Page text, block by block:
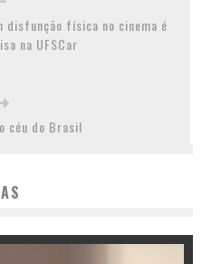
disfunção física no cinema é
na UFSCar
céu do Brasil